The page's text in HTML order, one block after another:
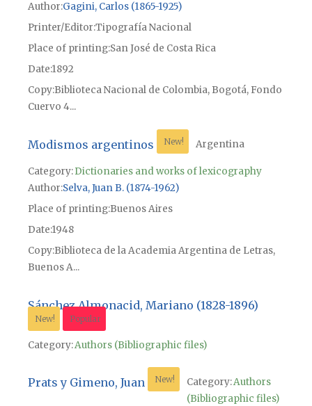
Author Gagini, Carlos (1865-1925)
Printer/Editor Tipografía Nacional
Place of printingSan José de Costa Rica
Date1892
CopyBiblioteca Nacional de Colombia, Bogotá, Fondo
Cuervo 4...
Modismos argentinos New! Argentina
Category:Dictionaries and works of lexicography
Author Selva, Juan B. (1874-1962)
Place of printingBuenos Aires
Date1948
CopyBiblioteca de la Academia Argentina de Letras,
Buenos A...
Sánchez Almonacid, Mariano (1828-1896)
New! Popular
Category:Authors (Bibliographic files)
Prats y Gimeno, Juan New! Category:Authors
(Bibliographic files)